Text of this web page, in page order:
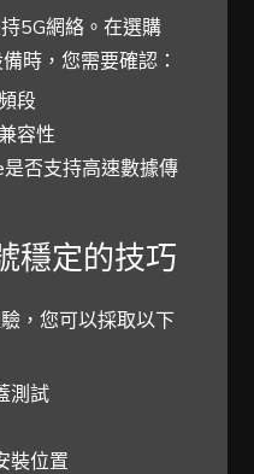
5G網絡。在選購
時，您需要確認：
段
容性
否支持高速數據傳
穩定的技巧
，您可以採取以下
測試
裝位置